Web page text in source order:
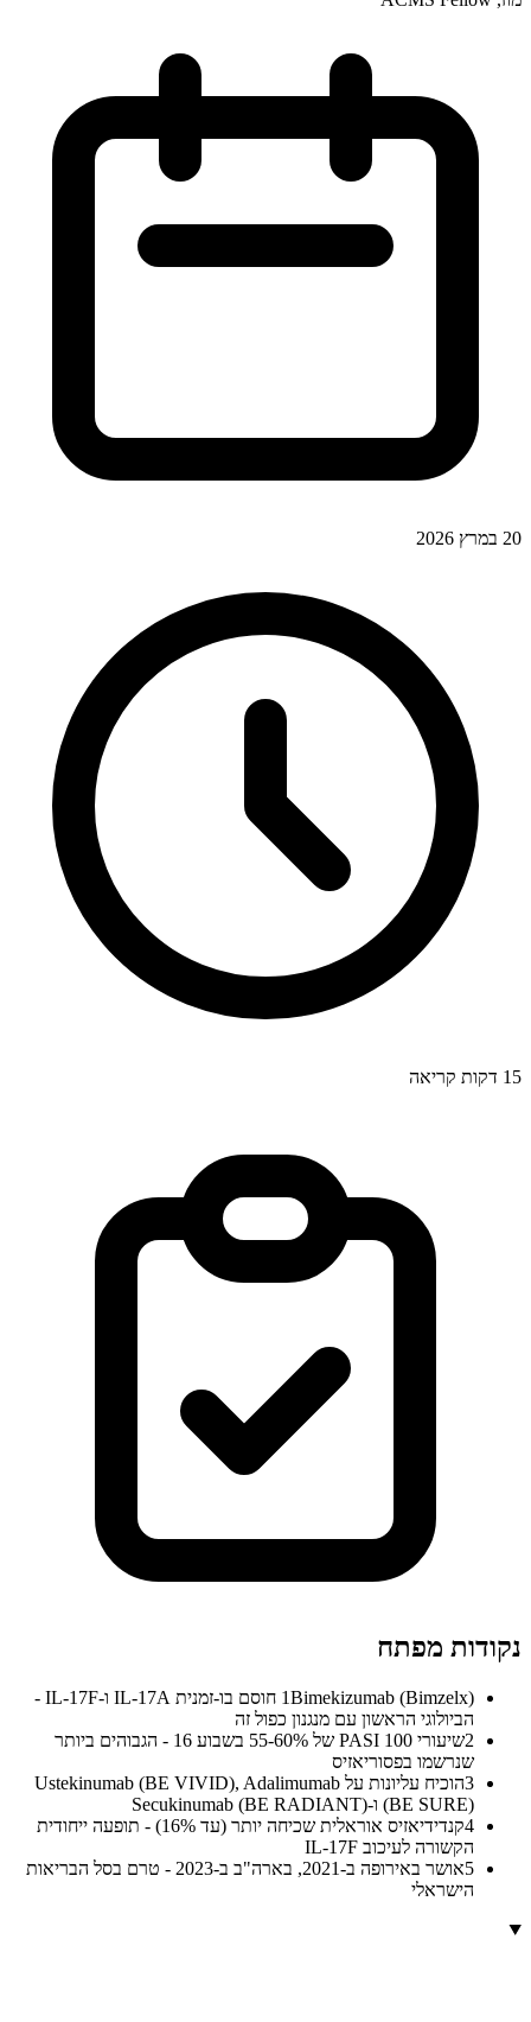
20 במרץ 2026
15 דקות קריאה
נקודות מפתח
1
Bimekizumab (Bimzelx) חוסם בו-זמנית IL-17A ו-IL-17F -
הביולוגי הראשון עם מנגנון כפול זה
2
שיעורי PASI 100 של 55-60% בשבוע 16 - הגבוהים ביותר
שנרשמו בפסוריאזיס
3
הוכיח עליונות על Ustekinumab (BE VIVID), Adalimumab
(BE SURE) ו-Secukinumab (BE RADIANT)
4
קנדידיאזיס אוראלית שכיחה יותר (עד 16%) - תופעה ייחודית
הקשורה לעיכוב IL-17F
5
אושר באירופה ב-2021, בארה"ב ב-2023 - טרם בסל הבריאות
הישראלי